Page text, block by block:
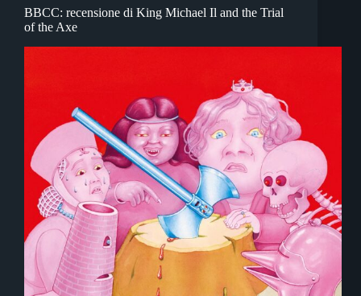
BBCC: recensione di King Michael Il and the Trial
of the Axe